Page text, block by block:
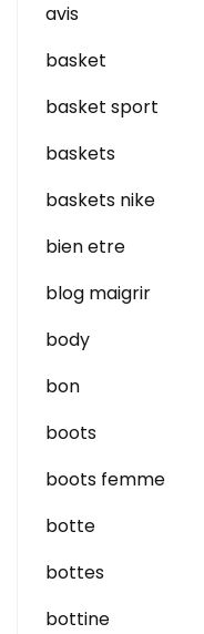
avis
basket
basket sport
baskets
baskets nike
bien etre
blog maigrir
body
bon
boots
boots femme
botte
bottes
bottine